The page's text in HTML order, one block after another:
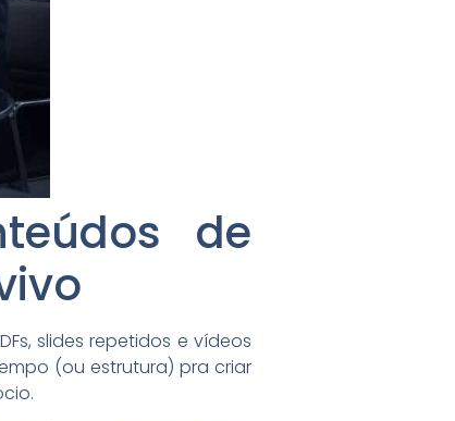
de
slides repetidos e vídeos
(ou estrutura) pra criar